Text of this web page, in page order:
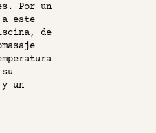
Y
Por un
a este
de
y un